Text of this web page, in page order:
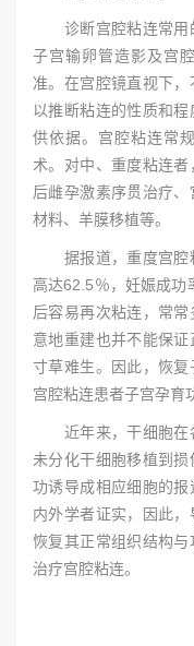
诊断宫腔粘连常用的
子宫输卵管造影及宫
准。在宫腔镜直视下
以推断粘连的性质和
供依据。宫腔粘连常
术。对中、重度粘连
后雌孕激素序贯治疗
材料、羊膜移植等。
据报道，重度宫腔
高达62.5％，妊娠成功
后容易再次粘连，常
意地重建也并不能保证
寸草难生。因此，恢
宫腔粘连患者子宫孕育
近年来，干细胞在
未分化干细胞移植到
功诱导成相应细胞的
内外学者证实，因此，
恢复其正常组织结构
治疗宫腔粘连。